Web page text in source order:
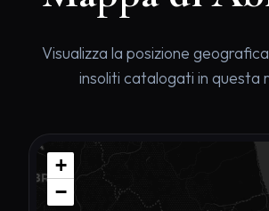
Visualizza la posizione
insoliti catalogati in questa
+
−